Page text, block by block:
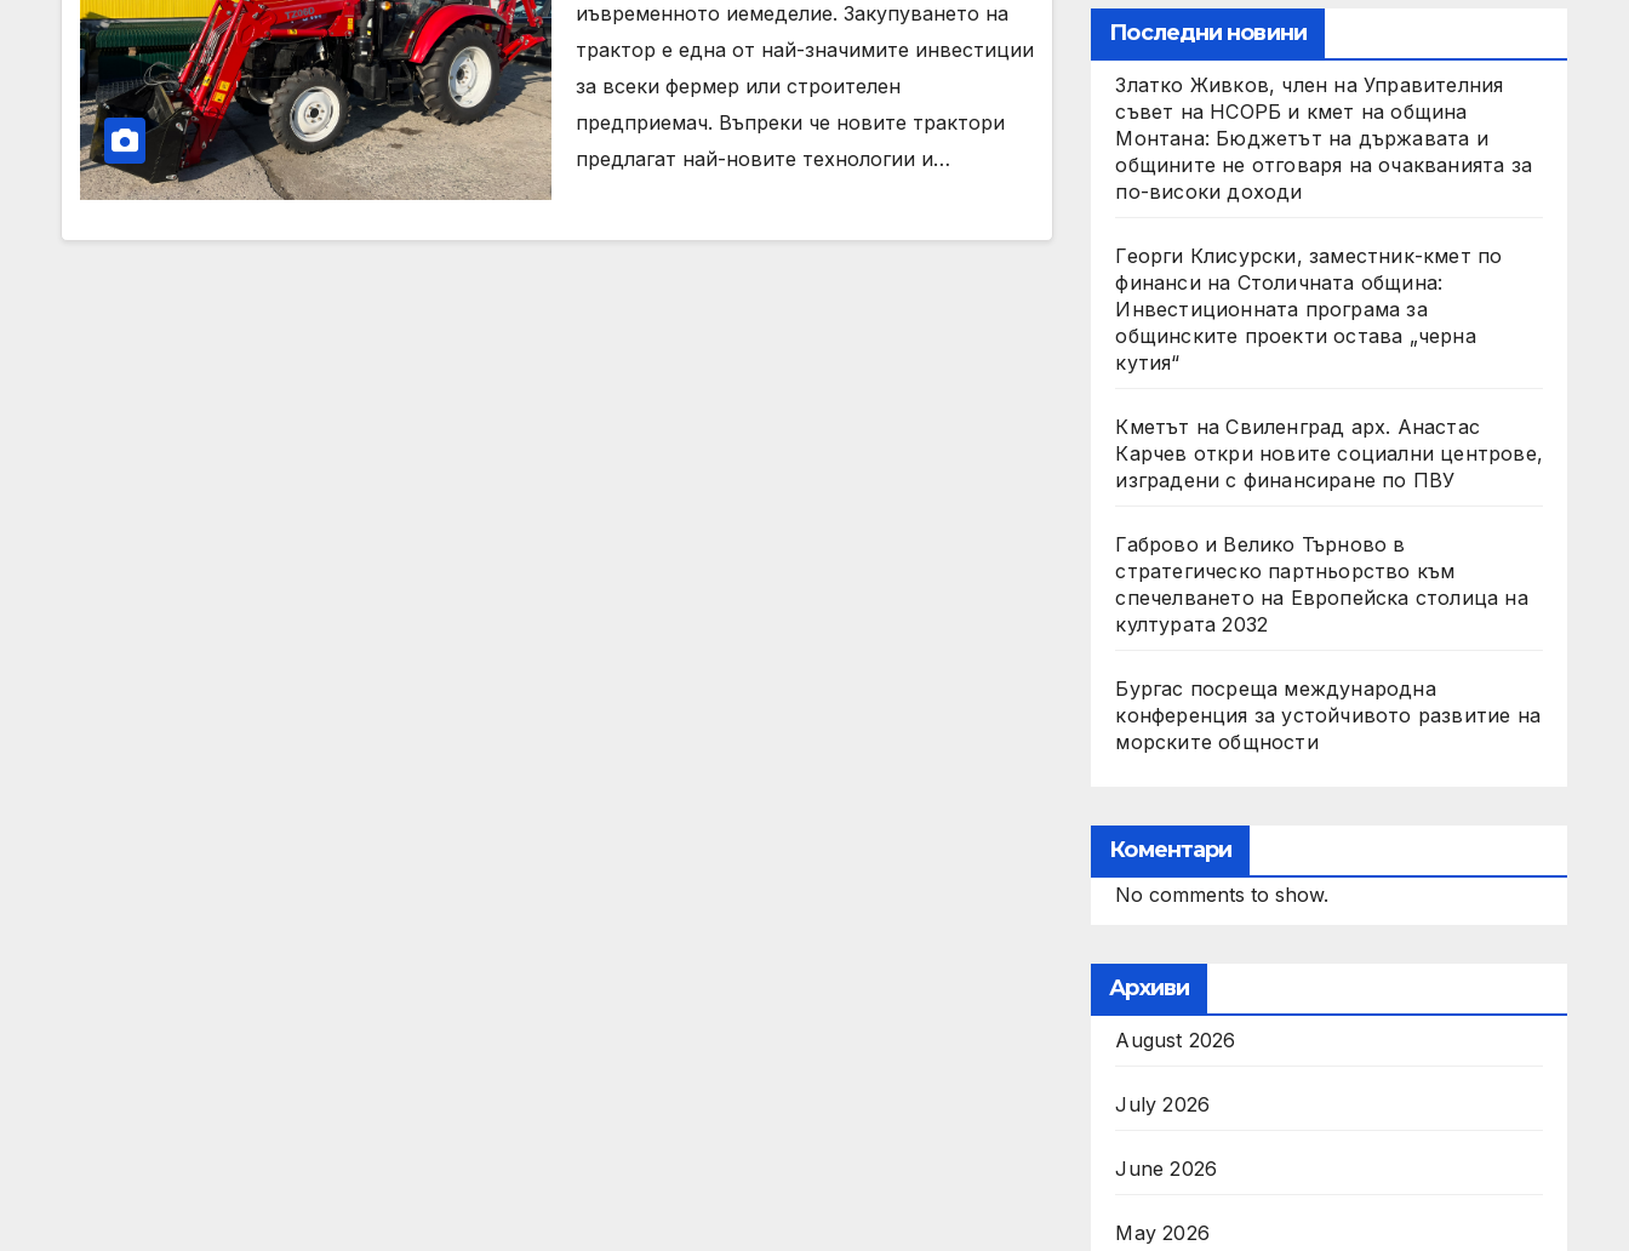
иъвременното иемеделие. Закупуването на
трактор е една от най-значимите инвестиции
за всеки фермер или строителен
предприемач. Въпреки че новите трактори
предлагат най-новите технологии и…
Последни новини
Златко Живков, член на Управителния
съвет на НСОРБ и кмет на община
Монтана: Бюджетът на държавата и
общините не отговаря на очакванията за
по-високи доходи
Георги Клисурски, заместник-кмет по
финанси на Столичната община:
Инвестиционната програма за
общинските проекти остава „черна
кутия“
Кметът на Свиленград арх. Анастас
Карчев откри новите социални центрове,
изградени с финансиране по ПВУ
Габрово и Велико Търново в
стратегическо партньорство към
спечелването на Европейска столица на
културата 2032
Бургас посреща международна
конференция за устойчивото развитие на
морските общности
Коментари
No comments to show.
Архиви
August 2026
July 2026
June 2026
May 2026